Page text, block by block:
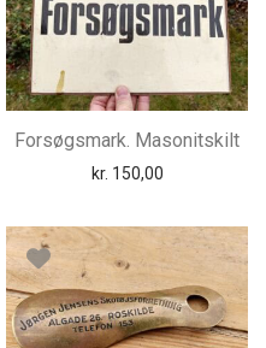
Forsøgsmark. Masonitskilt
kr. 150,00